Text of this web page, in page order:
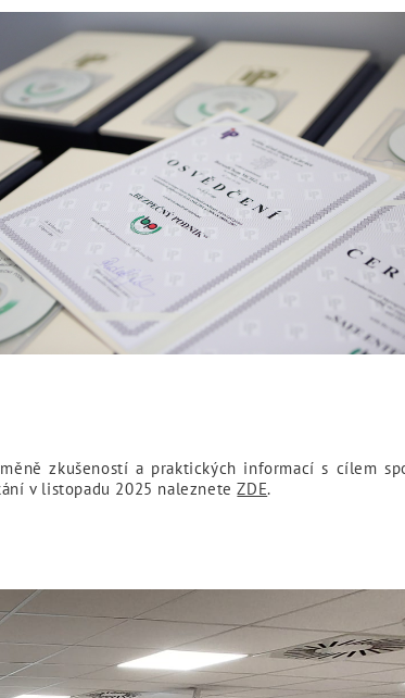
zkušeností a praktických informací s cílem
v listopadu 2025 nalezneteZDE.